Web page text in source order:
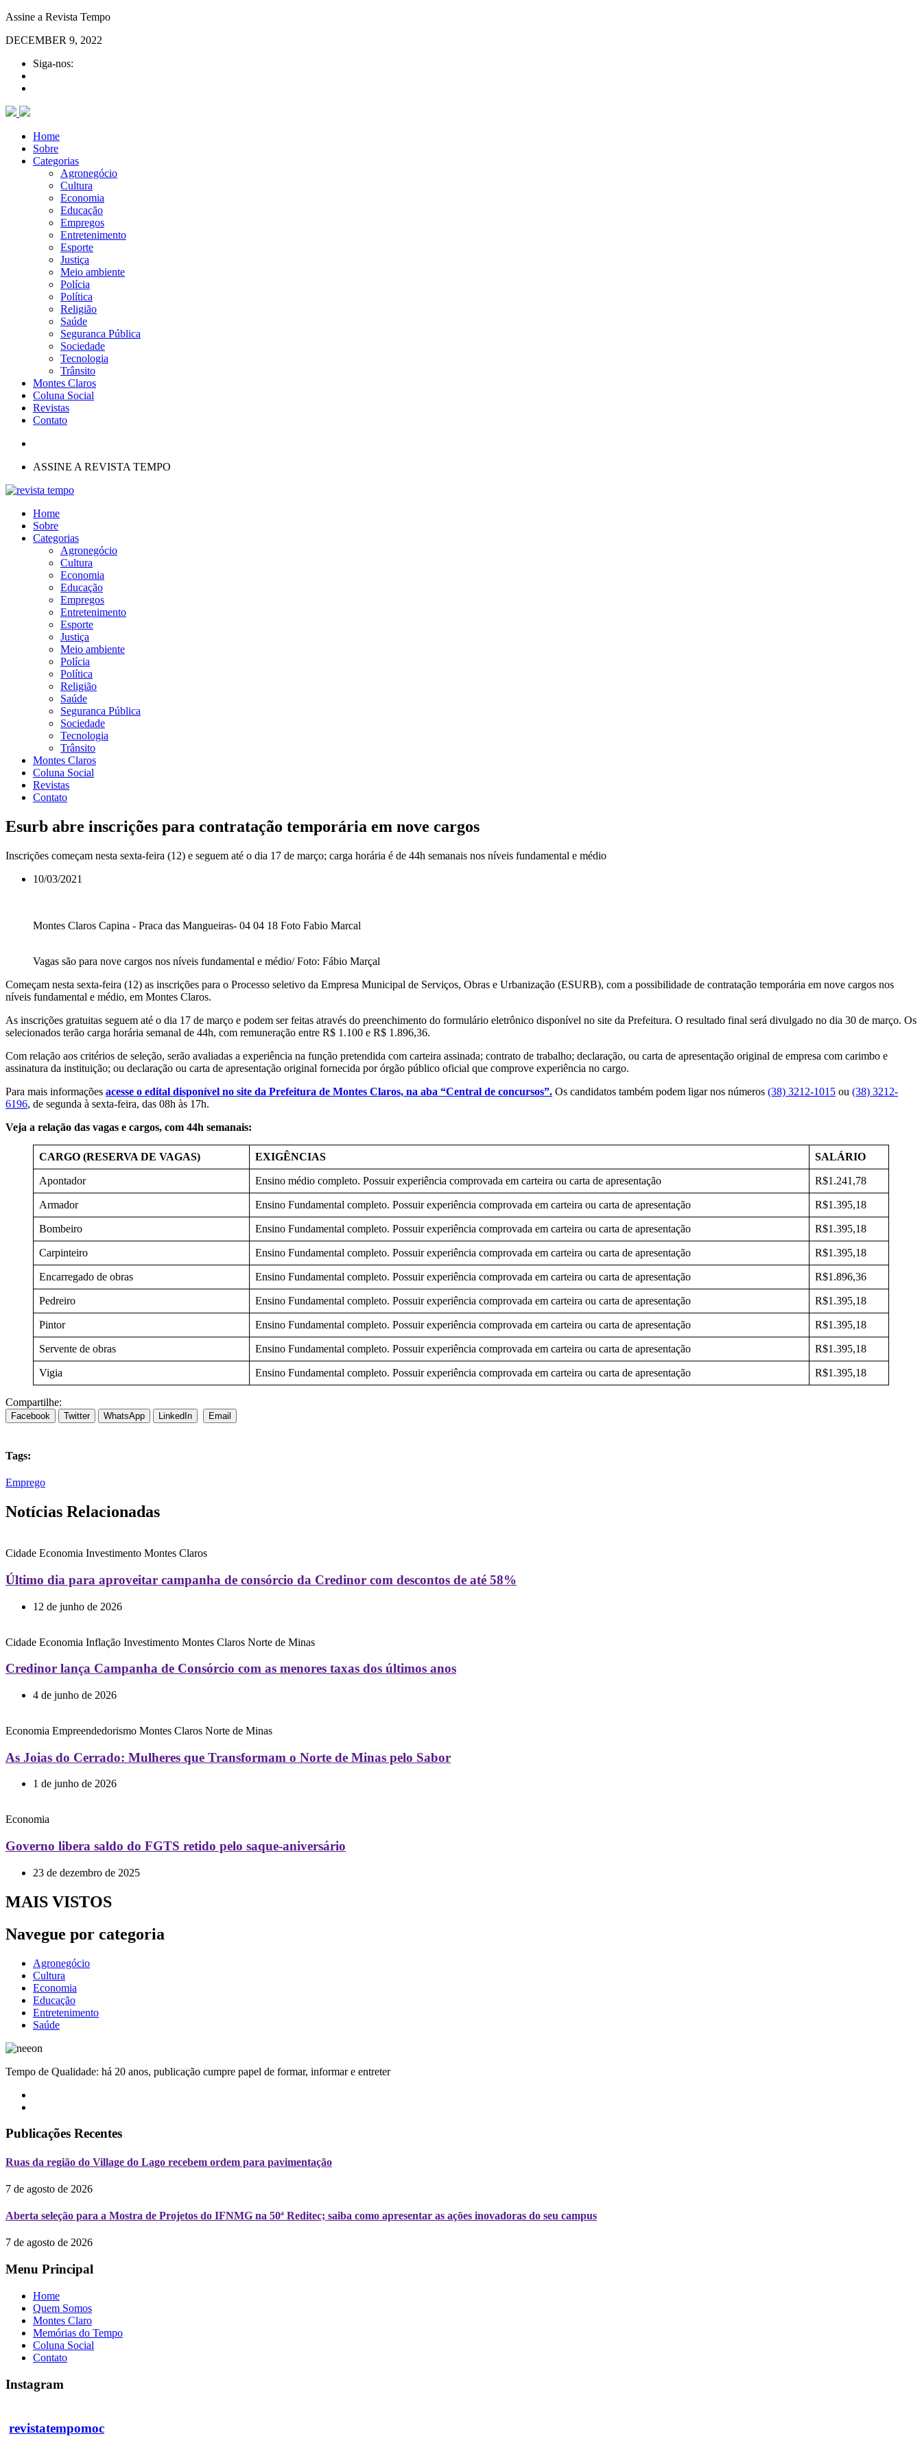
Assine a Revista Tempo
DECEMBER 9, 2022
Siga-nos:
Home
Sobre
Categorias
Agronegócio
Cultura
Economia
Educação
Empregos
Entretenimento
Esporte
Justiça
Meio ambiente
Polícia
Política
Religião
Saúde
Seguranca Pública
Sociedade
Tecnologia
Trânsito
Montes Claros
Coluna Social
Revistas
Contato
ASSINE A REVISTA TEMPO
Home
Sobre
Categorias
Agronegócio
Cultura
Economia
Educação
Empregos
Entretenimento
Esporte
Justiça
Meio ambiente
Polícia
Política
Religião
Saúde
Seguranca Pública
Sociedade
Tecnologia
Trânsito
Montes Claros
Coluna Social
Revistas
Contato
Esurb abre inscrições para contratação temporária em nove cargos
Inscrições começam nesta sexta-feira (12) e seguem até o dia 17 de março; carga horária é de 44h semanais nos níveis fundamental e médio
10/03/2021
Montes Claros Capina - Praca das Mangueiras- 04 04 18 Foto Fabio Marcal
Vagas são para nove cargos nos níveis fundamental e médio/ Foto: Fábio Marçal
Começam nesta sexta-feira (12) as inscrições para o Processo seletivo da Empresa Municipal de Serviços, Obras e Urbanização (ESURB), com a possibilidade de contratação temporária em nove cargos nos
níveis fundamental e médio, em Montes Claros.
As inscrições gratuitas seguem até o dia 17 de março e podem ser feitas através do preenchimento do formulário eletrônico disponível no site da Prefeitura. O resultado final será divulgado no dia 30 de março. Os
selecionados terão carga horária semanal de 44h, com remuneração entre R$ 1.100 e R$ 1.896,36.
Com relação aos critérios de seleção, serão avaliadas a experiência na função pretendida com carteira assinada; contrato de trabalho; declaração, ou carta de apresentação original de empresa com carimbo e
assinatura da instituição; ou declaração ou carta de apresentação original fornecida por órgão público oficial que comprove experiência no cargo.
Para mais informações acesse o edital disponível no site da Prefeitura de Montes Claros, na aba “Central de concursos”. Os candidatos também podem ligar nos números (38) 3212-1015 ou (38) 3212-
6196, de segunda à sexta-feira, das 08h às 17h.
Veja a relação das vagas e cargos, com 44h semanais:
CARGO (RESERVA DE VAGAS) EXIGÊNCIAS SALÁRIO
Apontador Ensino médio completo. Possuir experiência comprovada em carteira ou carta de apresentação R$1.241,78
Armador Ensino Fundamental completo. Possuir experiência comprovada em carteira ou carta de apresentação R$1.395,18
Bombeiro Ensino Fundamental completo. Possuir experiência comprovada em carteira ou carta de apresentação R$1.395,18
Carpinteiro Ensino Fundamental completo. Possuir experiência comprovada em carteira ou carta de apresentação R$1.395,18
Encarregado de obras Ensino Fundamental completo. Possuir experiência comprovada em carteira ou carta de apresentação R$1.896,36
Pedreiro Ensino Fundamental completo. Possuir experiência comprovada em carteira ou carta de apresentação R$1.395,18
Pintor Ensino Fundamental completo. Possuir experiência comprovada em carteira ou carta de apresentação R$1.395,18
Servente de obras Ensino Fundamental completo. Possuir experiência comprovada em carteira ou carta de apresentação R$1.395,18
Vigia Ensino Fundamental completo. Possuir experiência comprovada em carteira ou carta de apresentação R$1.395,18
Compartilhe:
Facebook Twitter WhatsApp LinkedIn Email
Tags:
Emprego
Notícias Relacionadas
Cidade Economia Investimento Montes Claros
Último dia para aproveitar campanha de consórcio da Credinor com descontos de até 58%
12 de junho de 2026
Cidade Economia Inflação Investimento Montes Claros Norte de Minas
Credinor lança Campanha de Consórcio com as menores taxas dos últimos anos
4 de junho de 2026
Economia Empreendedorismo Montes Claros Norte de Minas
As Joias do Cerrado: Mulheres que Transformam o Norte de Minas pelo Sabor
1 de junho de 2026
Economia
Governo libera saldo do FGTS retido pelo saque-aniversário
23 de dezembro de 2025
MAIS VISTOS
Navegue por categoria
Agronegócio
Cultura
Economia
Educação
Entretenimento
Saúde
Tempo de Qualidade: há 20 anos, publicação cumpre papel de formar, informar e entreter
Publicações Recentes
Ruas da região do Village do Lago recebem ordem para pavimentação
7 de agosto de 2026
Aberta seleção para a Mostra de Projetos do IFNMG na 50ª Reditec; saiba como apresentar as ações inovadoras do seu campus
7 de agosto de 2026
Menu Principal
Home
Quem Somos
Montes Claro
Memórias do Tempo
Coluna Social
Contato
Instagram
revistatempomoc